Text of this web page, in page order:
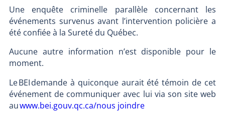
Une enquête criminelle parallèle concernant les
événements survenus avant l’intervention policière a
été confiée à la Sureté du Québec.
Aucune autre information n’est disponible pour le
moment.
Le BEI demande à quiconque aurait été témoin de cet
événement de communiquer avec lui via son site web
auwww.bei.gouv.qc.ca/nous joindre